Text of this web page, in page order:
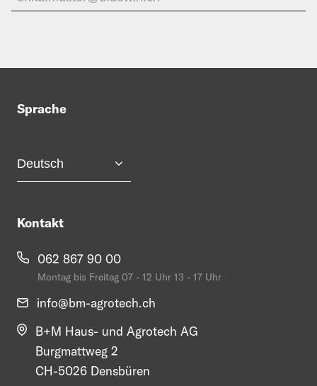
Sprache
Kontakt
062 867 90 00
Montag bis Freitag 07 - 12 Uhr 13 - 17 Uhr
info@bm-agrotech.ch
B+M Haus- und Agrotech AG
Burgmattweg 2
CH-5026 Densbüren